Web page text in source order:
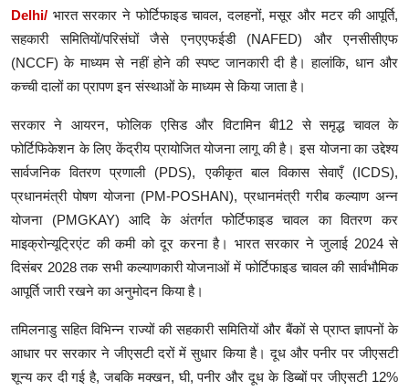
Delhi/ भारत सरकार ने फोर्टिफाइड चावल, दलहनों, मसूर और मटर की आपूर्ति,
सहकारी समितियों/परिसंघों जैसे एनएएफईडी (NAFED) और एनसीसीएफ
(NCCF) के माध्यम से नहीं होने की स्पष्ट जानकारी दी है। हालांकि, धान और
कच्ची दालों का प्रापण इन संस्थाओं के माध्यम से किया जाता है।
सरकार ने आयरन, फोलिक एसिड और विटामिन बी12 से समृद्ध चावल के
फोर्टिफिकेशन के लिए केंद्रीय प्रायोजित योजना लागू की है। इस योजना का उद्देश्य
सार्वजनिक वितरण प्रणाली (PDS), एकीकृत बाल विकास सेवाएँ (ICDS),
प्रधानमंत्री पोषण योजना (PM-POSHAN), प्रधानमंत्री गरीब कल्याण अन्न
योजना (PMGKAY) आदि के अंतर्गत फोर्टिफाइड चावल का वितरण कर
माइक्रोन्यूट्रिएंट की कमी को दूर करना है। भारत सरकार ने जुलाई 2024 से
दिसंबर 2028 तक सभी कल्याणकारी योजनाओं में फोर्टिफाइड चावल की सार्वभौमिक
आपूर्ति जारी रखने का अनुमोदन किया है।
तमिलनाडु सहित विभिन्न राज्यों की सहकारी समितियों और बैंकों से प्राप्त ज्ञापनों के
आधार पर सरकार ने जीएसटी दरों में सुधार किया है। दूध और पनीर पर जीएसटी
शून्य कर दी गई है, जबकि मक्खन, घी, पनीर और दूध के डिब्बों पर जीएसटी 12%